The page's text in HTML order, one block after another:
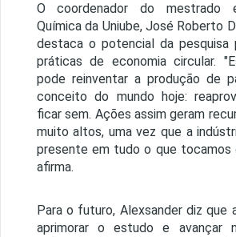
O coordenador do mestrado
Química da Uniube, José Roberto
destaca o potencial da pesquisa
práticas de economia circular.
pode reinventar a produção de
conceito do mundo hoje:
ficar sem. Ações assim geram
muito altos, uma vez que a
presente em tudo o que tocamos
afirma.
Para o futuro, Alexsander diz que
aprimorar o estudo e avançar